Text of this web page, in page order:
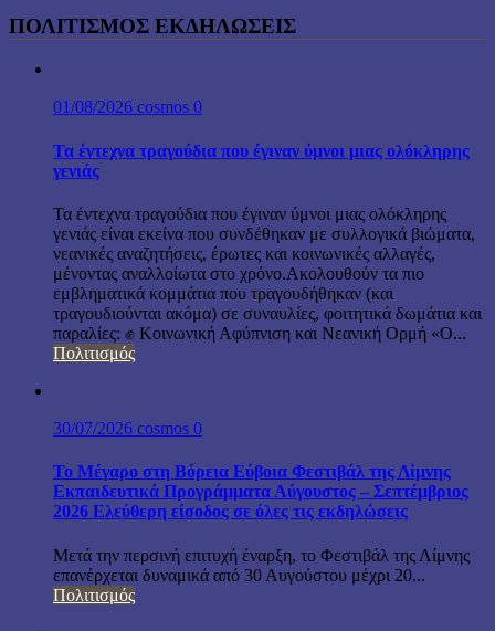
ΠΟΛΙΤΙΣΜΟΣ ΕΚΔΗΛΩΣΕΙΣ
01/08/2026 cosmos 0
Τα έντεχνα τραγούδια που έγιναν ύμνοι μιας ολόκληρης
γενιάς
Τα έντεχνα τραγούδια που έγιναν ύμνοι μιας ολόκληρης
γενιάς είναι εκείνα που συνδέθηκαν με συλλογικά βιώματα,
νεανικές αναζητήσεις, έρωτες και κοινωνικές αλλαγές,
μένοντας αναλλοίωτα στο χρόνο.Ακολουθούν τα πιο
εμβληματικά κομμάτια που τραγουδήθηκαν (και
τραγουδιούνται ακόμα) σε συναυλίες, φοιτητικά δωμάτια και
παραλίες: ✊ Κοινωνική Αφύπνιση και Νεανική Ορμή «Ο...
Πολιτισμός
30/07/2026 cosmos 0
Το Μέγαρο στη Βόρεια Εύβοια Φεστιβάλ της Λίμνης
Εκπαιδευτικά Προγράμματα Αύγουστος – Σεπτέμβριος
2026 Ελεύθερη είσοδος σε όλες τις εκδηλώσεις
Μετά την περσινή επιτυχή έναρξη, το Φεστιβάλ της Λίμνης
επανέρχεται δυναμικά από 30 Αυγούστου μέχρι 20...
Πολιτισμός